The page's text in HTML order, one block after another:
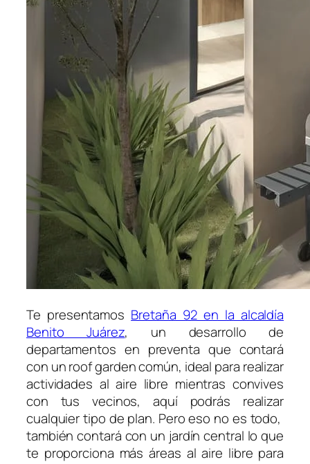
Te presentamos Bretaña 92 en la alcaldía
Benito Juárez, un desarrollo de
departamentos en preventa que contará
con un roof garden común, ideal para realizar
actividades al aire libre mientras convives
con tus vecinos, aquí podrás realizar
cualquier tipo de plan. Pero eso no es todo,
también contará con un jardín central lo que
te proporciona más áreas al aire libre para